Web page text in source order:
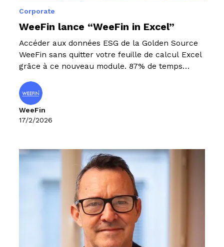
Corporate
WeeFin lance “WeeFin in Excel”
Accéder aux données ESG de la Golden Source
WeeFin sans quitter votre feuille de calcul Excel
grâce à ce nouveau module. 87% de temps
Excel.
WeeFin
17/2/2026